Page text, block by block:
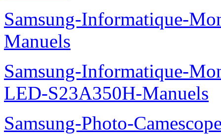
Samsung-Informatique-
Manuels
Samsung-Informatique-
LED-S23A350H-Manuels
Samsung-Photo-